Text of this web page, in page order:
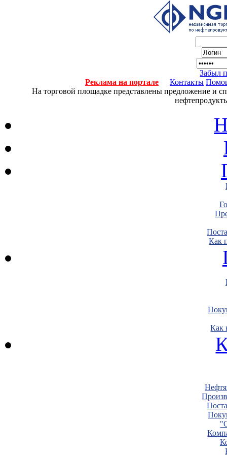
Забыл
Реклама на портале
Контакты
На торговой площадке представлены предложение и
Как
Как